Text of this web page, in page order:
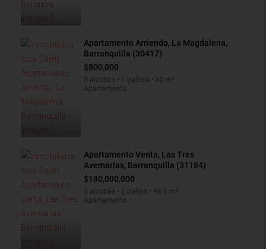
Apartamento Arriendo, La Magdalena,
Barranquilla (30417)
$800,000
3 alcobas • 1 bañera • 80 m²
Apartamento
Apartamento Venta, Las Tres
Avemarías, Barranquilla (31184)
$180,000,000
3 alcobas • 2 baños • 94.6 m²
Apartamento